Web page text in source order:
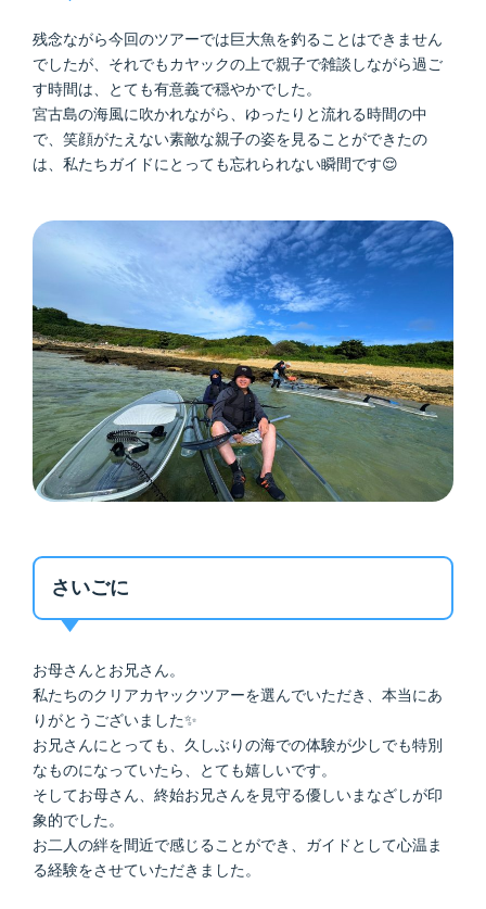
残念ながら今回のツアーでは巨大魚を釣ることはできません
でしたが、それでもカヤックの上で親子で雑談しながら過ご
す時間は、とても有意義で穏やかでした。
宮古島の海風に吹かれながら、ゆったりと流れる時間の中
で、笑顔がたえない素敵な親子の姿を見ることができたの
は、私たちガイドにとっても忘れられない瞬間です😌
さいごに
お母さんとお兄さん。
私たちのクリアカヤックツアーを選んでいただき、本当にあ
りがとうございました✨
お兄さんにとっても、久しぶりの海での体験が少しでも特別
なものになっていたら、とても嬉しいです。
そしてお母さん、終始お兄さんを見守る優しいまなざしが印
象的でした。
お二人の絆を間近で感じることができ、ガイドとして心温ま
る経験をさせていただきました。